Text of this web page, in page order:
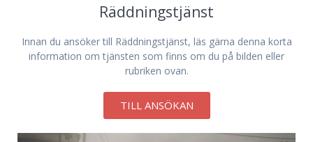
Räddningstjänst
Innan du ansöker till Räddningstjänst, läs gärna denna korta
information om tjänsten som finns om du på bilden eller
rubriken ovan.
TILL ANSÖKAN